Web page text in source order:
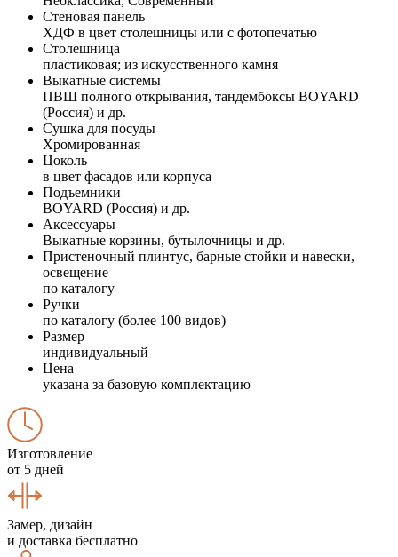
Стеновая панель
ХДФ в цвет столешницы или с фотопечатью
Столешница
пластиковая; из искусственного камня
Выкатные системы
ПВШ полного открывания, тандембоксы BOYARD
(Россия) и др.
Сушка для посуды
Хромированная
Цоколь
в цвет фасадов или корпуса
Подъемники
BOYARD (Россия) и др.
Аксессуары
Выкатные корзины, бутылочницы и др.
Пристеночный плинтус, барные стойки и навески,
освещение
по каталогу
Ручки
по каталогу (более 100 видов)
Размер
индивидуальный
Цена
указана за базовую комплектацию
Изготовление
от 5 дней
Замер, дизайн
и доставка бесплатно